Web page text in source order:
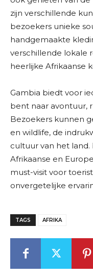
zijn verschillende
bezoekers unieke
handgemaakte
verschillende lokale
heerlijke Afrikaanse
Gambia biedt voor
bent naar avontuur,
Bezoekers kunnen
en wildlife, de
cultuur van het land.
Afrikaanse en
must-visit voor
onvergetelijke
TAGS AFRIKA